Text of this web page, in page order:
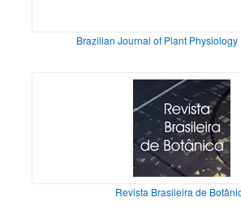
Brazilian Journal of Plant Physiology
Revista Brasileira de